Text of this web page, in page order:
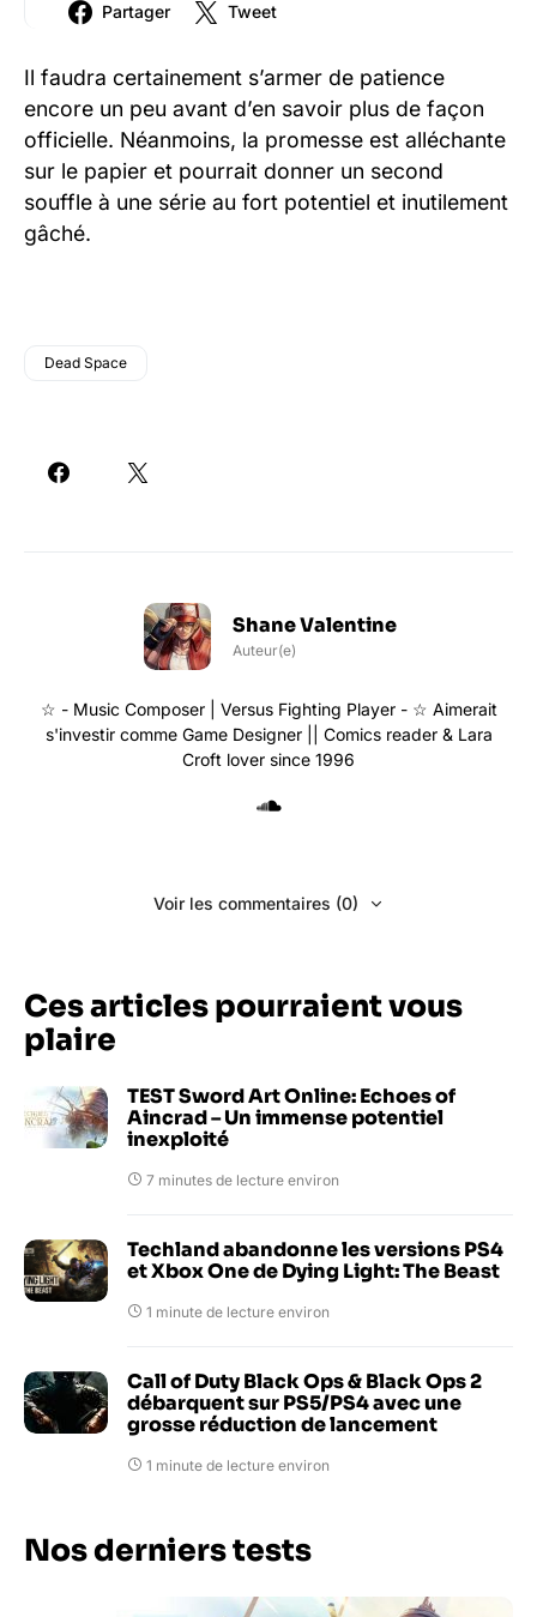
Partager Tweet
Il faudra certainement s’armer de patience
encore un peu avant d’en savoir plus de façon
officielle. Néanmoins, la promesse est alléchante
sur le papier et pourrait donner un second
souffle à une série au fort potentiel et inutilement
gâché.
Dead Space
Shane Valentine
Auteur(e)
☆ - Music Composer | Versus Fighting Player - ☆ Aimerait
s'investir comme Game Designer || Comics reader & Lara
Croft lover since 1996
Voir les commentaires (0)
Ces articles pourraient vous
plaire
TEST Sword Art Online: Echoes of
Aincrad – Un immense potentiel
inexploité
7 minutes de lecture environ
Techland abandonne les versions PS4
et Xbox One de Dying Light: The Beast
1 minute de lecture environ
Call of Duty Black Ops & Black Ops 2
débarquent sur PS5/PS4 avec une
grosse réduction de lancement
1 minute de lecture environ
Nos derniers tests